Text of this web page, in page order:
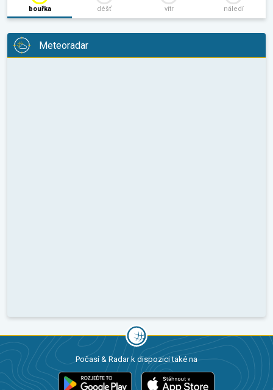
bouřka déšť vítr náledí
Meteoradar
Počasí & Radar k dispozici také na